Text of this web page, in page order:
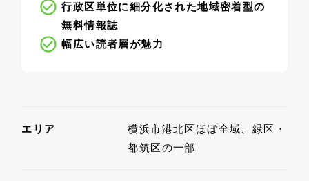
行政区単位に細分化された地域密着型の
無料情報誌
幅広い読者層が魅力
エリア
横浜市港北区ほぼ全域、緑区・
都筑区の一部